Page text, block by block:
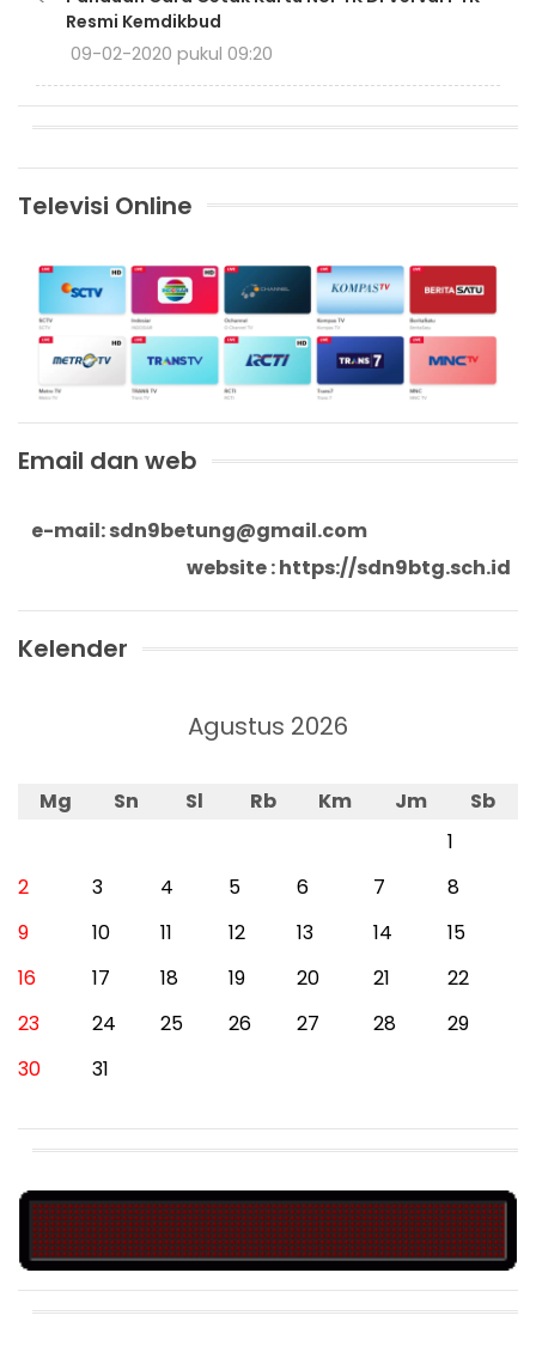
Resmi Kemdikbud
09-02-2020 pukul 09:20
Televisi Online
Email dan web
sdn9betung@gmail.com
website : https://
Kelender
Agustus 2026
Mg Sn Sl Rb Km Jm
Sb
1
2
3 4 5 6 7
8
9
10 11 12 13 14
15
16
17 18 19 20 21
22
23
24 25 26 27 28
29
30
31